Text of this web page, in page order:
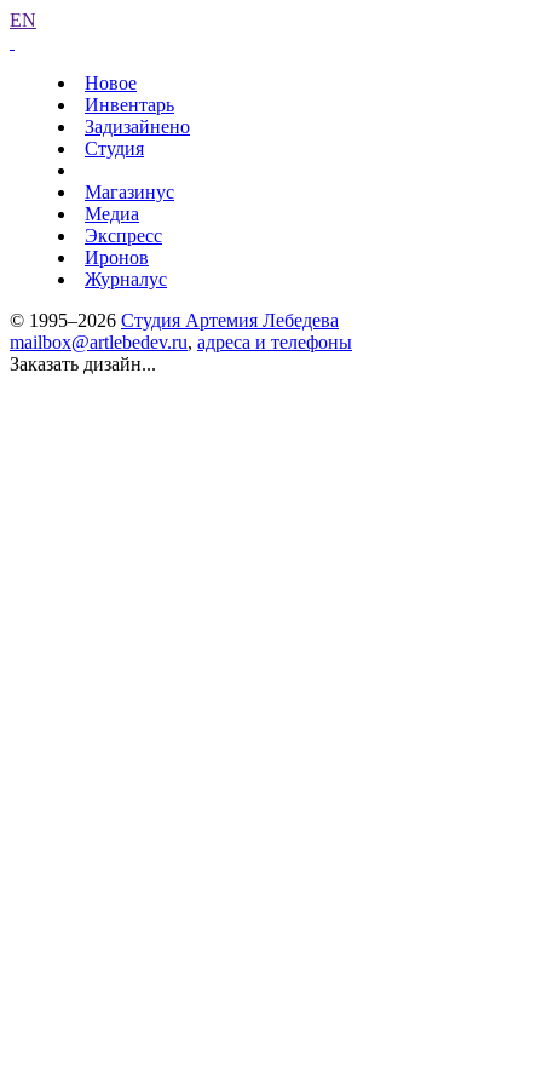
EN
Новое
Инвентарь
Задизайнено
Студия
Магазинус
Медиа
Экспресс
Иронов
Журналус
© 1995–2026 Студия Артемия Лебедева
mailbox@artlebedev.ru, адреса и телефоны
Заказать дизайн...